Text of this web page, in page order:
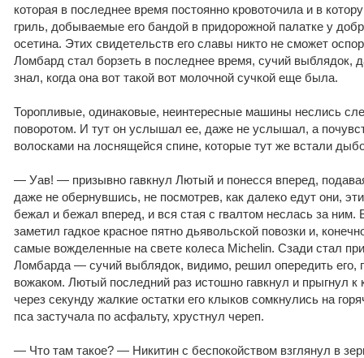
которая в последнее время постоянно кровоточила и в
гриль, добываемые его бандой в придорожной палатке у
осетина. Этих свидетельств его славы никто не сможет
Ломбард стал борзеть в последнее время, сучий
знал, когда она вот такой вот молочной сучкой еще была.
Торопливые, одинаковые, неинтересные машины неслись
поворотом. И тут он услышал ее, даже не услышал, а
волосками на лоснящейся спине, которые тут же встали
— Уав! — призывно гавкнул Лютый и понесся вперед,
даже не обернувшись, не посмотрев, как далеко едут они,
бежал и бежал вперед, и вся стая с гвалтом неслась за ним.
заметил гадкое красное пятно дьявольской повозки и,
самые вожделенные на свете колеса Michelin. Сзади стал
Ломбарда — сучий выблядок, видимо, решил опередить его,
вожаком. Лютый последний раз истошно гавкнул и прыгнул к
через секунду жалкие остатки его клыков сомкнулись на
пса застучала по асфальту, хрустнул череп.
— Что там такое? — Никитин с беспокойством взглянул в